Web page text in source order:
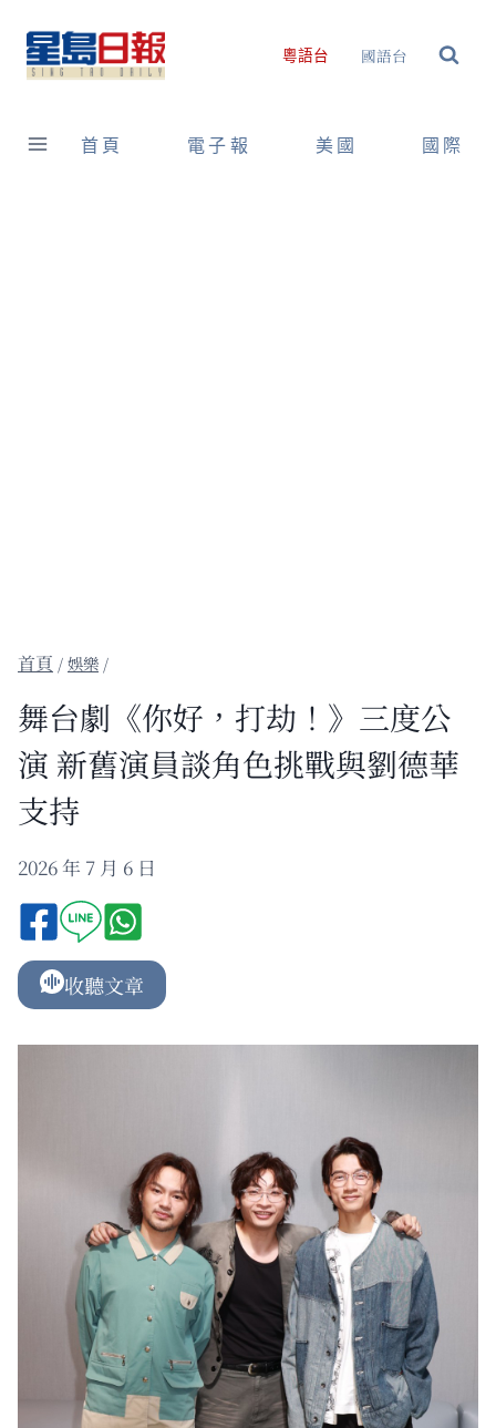
content
粵語台 國語台
首頁 電子報 美國 國際
/娛樂 /
舞台劇《你好，打劫！》三度公
演 新舊演員談角色挑戰與劉德華
支持
2026 年 7 月 6 日
收聽文章